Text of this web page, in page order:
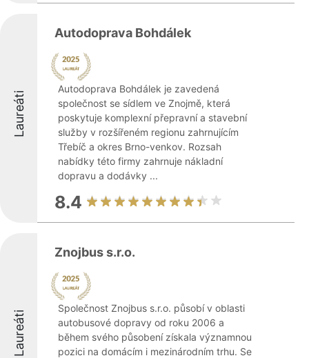
Laureáti
Autodoprava Bohdálek
Autodoprava Bohdálek je zavedená
společnost se sídlem ve Znojmě, která
poskytuje komplexní přepravní a stavební
služby v rozšířeném regionu zahrnujícím
Třebíč a okres Brno-venkov. Rozsah
nabídky této firmy zahrnuje nákladní
dopravu a dodávky ...
8.4
Laureáti
Znojbus s.r.o.
Společnost Znojbus s.r.o. působí v oblasti
autobusové dopravy od roku 2006 a
během svého působení získala významnou
pozici na domácím i mezinárodním trhu. Se